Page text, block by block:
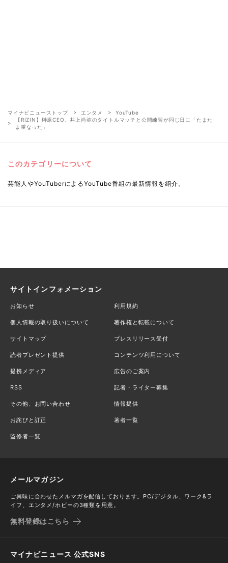
マイナビニューストップ エンタメ
YouTube
【RIZIN】榊原CEO、井上尚弥のタイトルマッチと公開練習が同じ日に「たまた
ま重なった」
このカテゴリーについて
芸能人やYouTuberによるYouTube番組の最新情報を紹介。
サイトインフォメーション
お知らせ 利用規約
個人情報の取り扱いについて 著作権と転載について
サイトマップ プレスリリース受付
読者プレゼント提供 コンテンツ利用について
提携メディア 広告のご案内
RSS 記者・ライター募集
その他、お問い合わせ 情報提供
お詫びと訂正 著者一覧
監修者一覧
メールマガジン
ご興味に合わせたメルマガを配信しております。PC/デジタル、ワーク&ラ
イフ、エンタメ/ホビーの3種類を用意。
無料登録はこちら
マイナビニュース 公式SNS